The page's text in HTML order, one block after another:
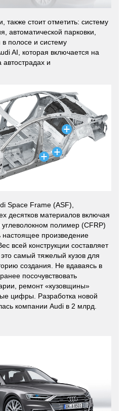
также стоит отметить: систему
автоматической парковки,
полосе и систему
AI, которая включается на
автострадах и
Space Frame (ASF),
десятков материалов включая
полимер (CFRP)
настоящее произведение
всей конструкции составляет
это самый тяжелый кузов для
создания. Не вдаваясь в
посочувствовать
ремонт «кузовщины»
цифры. Разработка новой
компании Audi в 2 млрд.